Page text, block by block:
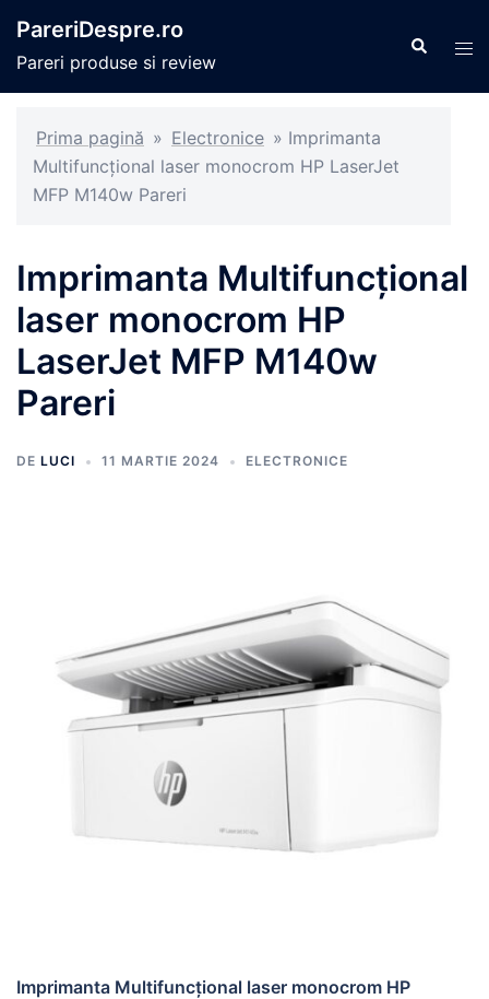
conținut
PareriDespre.ro
Pareri produse si review
Caută
Prima pagină » Electronice » Imprimanta
Multifuncțional laser monocrom HP LaserJet
MFP M140w Pareri
Imprimanta Multifuncțional
laser monocrom HP
LaserJet MFP M140w
Pareri
DE LUCI 11 MARTIE 2024 ELECTRONICE
Imprimanta Multifuncțional laser monocrom HP